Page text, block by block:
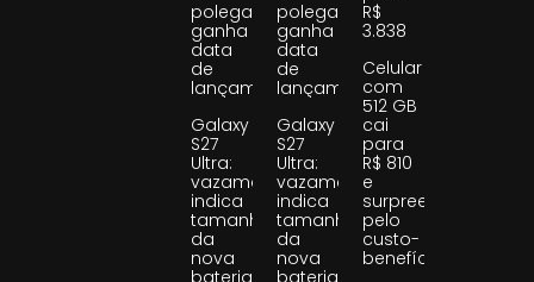
polegadas
ganha
data
de
lançamento
Galaxy
S27
Ultra:
vazamento
indica
tamanho
da
nova
polegadas
ganha
data
de
lançamento
Galaxy
S27
Ultra:
vazamento
indica
tamanho
da
nova
R$
3.838
Celular
com
512 GB
cai
para
R$ 810
e
surpreende
pelo
custo-
benefício